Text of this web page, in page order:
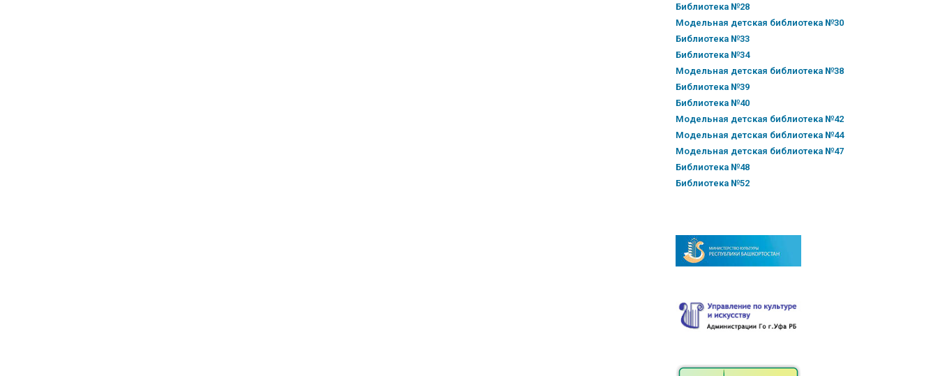
Библиотека №28
Модельная детская библиотека №30
Библиотека №33
Библиотека №34
Модельная детская библиотека №38
Библиотека №39
Библиотека №40
Модельная детская библиотека №42
Модельная детская библиотека №44
Модельная детская библиотека №47
Библиотека №48
Библиотека №52